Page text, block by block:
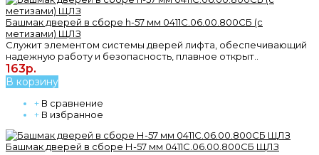
Башмак дверей в сборе h-57 мм 0411С.06.00.800СБ (с
метизами) ЩЛЗ
Служит элементом системы дверей лифта, обеспечивающий
надежную работу и безопасность, плавное открыт..
163р.
В корзину
+ В сравнение
+ В избранное
Башмак дверей в сборе Н-57 мм 0411С.06.00.800СБ ЩЛЗ